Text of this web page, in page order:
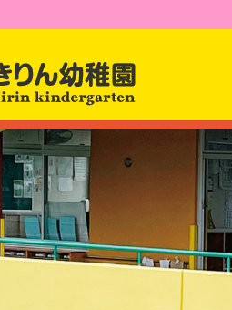
園からのお知らせ
園について
園長先生からのメッセージ